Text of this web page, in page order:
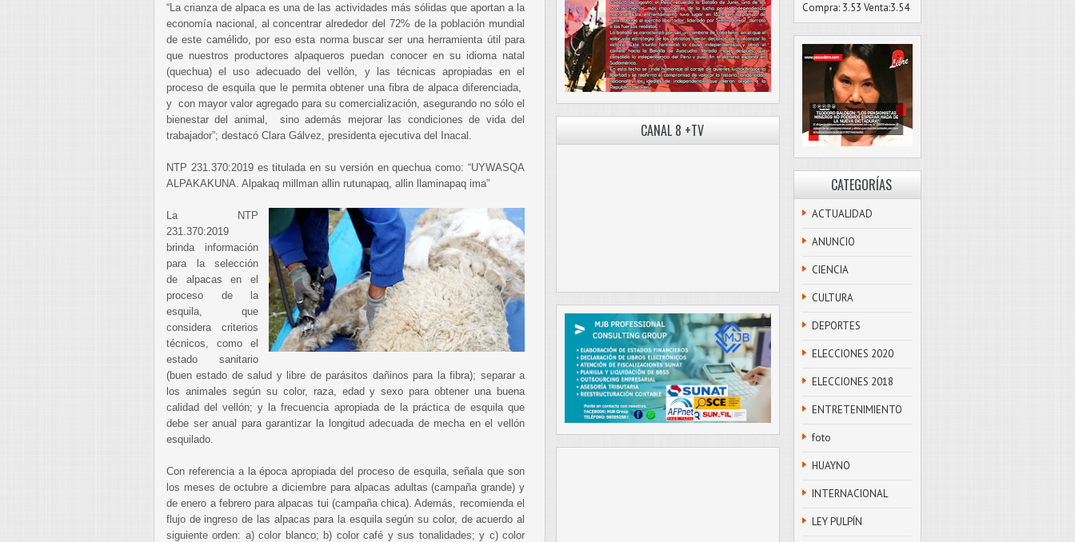
“La crianza de alpaca es una de las actividades más sólidas que aportan a la
economía nacional, al concentrar alrededor del 72% de la población mundial
de este camélido, por eso esta norma buscar ser una herramienta útil para
que nuestros productores alpaqueros puedan conocer en su idioma natal
(quechua) el uso adecuado del vellón, y las técnicas apropiadas en el
proceso de esquila que le permita obtener una fibra de alpaca diferenciada,
y con mayor valor agregado para su comercialización, asegurando no sólo el
bienestar del animal, sino además mejorar las condiciones de vida del
trabajador”; destacó Clara Gálvez, presidenta ejecutiva del Inacal.
NTP 231.370:2019 es titulada en su versión en quechua como: “UYWASQA
ALPAKAKUNA. Alpakaq millman allin rutunapaq, allin llaminapaq ima”
La NTP
231.370:2019
brinda información
para la selección
de alpacas en el
proceso de la
esquila, que
considera criterios
técnicos, como el
estado sanitario
(buen estado de salud y libre de parásitos dañinos para la fibra); separar a
los animales según su color, raza, edad y sexo para obtener una buena
calidad del vellón; y la frecuencia apropiada de la práctica de esquila que
debe ser anual para garantizar la longitud adecuada de mecha en el vellón
esquilado.
Con referencia a la época apropiada del proceso de esquila, señala que son
los meses de octubre a diciembre para alpacas adultas (campaña grande) y
de enero a febrero para alpacas tui (campaña chica). Además, recomienda el
flujo de ingreso de las alpacas para la esquila según su color, de acuerdo al
siguiente orden: a) color blanco; b) color café y sus tonalidades; y c) color
CANAL 8 +TV
Compra: 3.53 Venta:3.54
CATEGORÍAS
ACTUALIDAD
ANUNCIO
CIENCIA
CULTURA
DEPORTES
ELECCIONES 2020
ELECCIONES 2018
ENTRETENIMIENTO
foto
HUAYNO
INTERNACIONAL
LEY PULPÍN